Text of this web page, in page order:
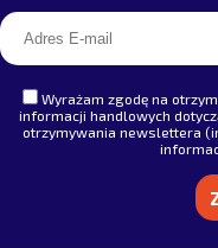
Wyrażam zgodę na
informacji handlowych
otrzymywania newslettera